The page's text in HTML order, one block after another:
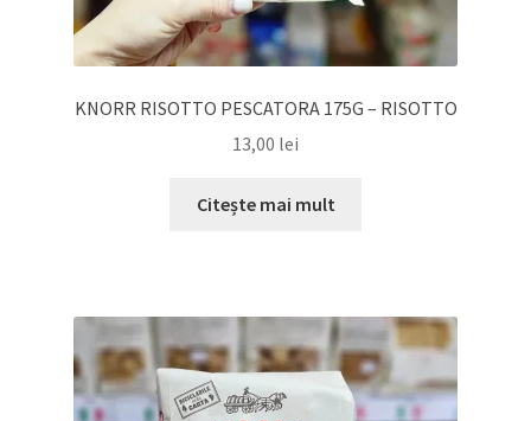
KNORR RISOTTO PESCATORA 175G – RISOTTO
13,00 lei
Citește mai mult